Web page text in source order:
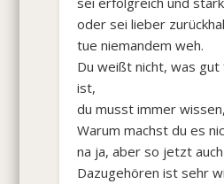
oder sei lieber
tue niemandem weh.
Du weißt nicht, was gut
ist,
du musst immer
Warum machst du es
na ja, aber so jetzt
Dazugehören ist sehr